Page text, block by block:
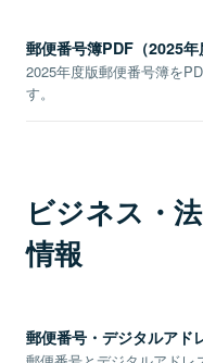
郵便番号簿PDF（2025年
2025年度版郵便番号簿を
す。
ビジネス・
情報
郵便番号・デジタルアド